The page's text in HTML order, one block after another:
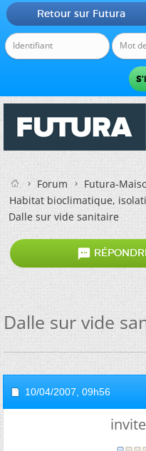
Retour sur Futura
Forum
Futura-
Habitat bioclimatique,
Dalle sur vide sanitaire

Dalle sur vide
10/04/2007, 09h56